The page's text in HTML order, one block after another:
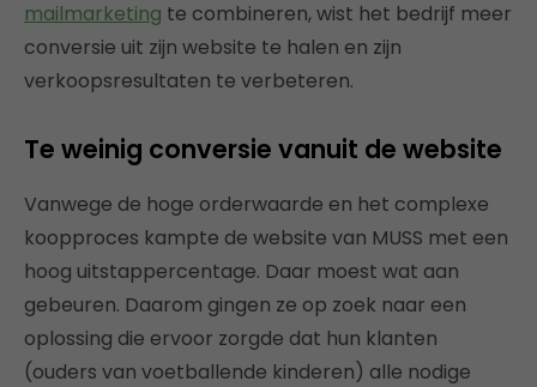
mailmarketing te combineren, wist het bedrijf meer
conversie uit zijn website te halen en zijn
verkoopsresultaten te verbeteren.
Te weinig conversie vanuit de website
Vanwege de hoge orderwaarde en het complexe
koopproces kampte de website van MUSS met een
hoog uitstappercentage. Daar moest wat aan
gebeuren. Daarom gingen ze op zoek naar een
oplossing die ervoor zorgde dat hun klanten
(ouders van voetballende kinderen) alle nodige